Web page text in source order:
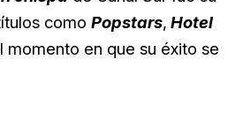
como Popstars, Hotel
momento en que su éxito se